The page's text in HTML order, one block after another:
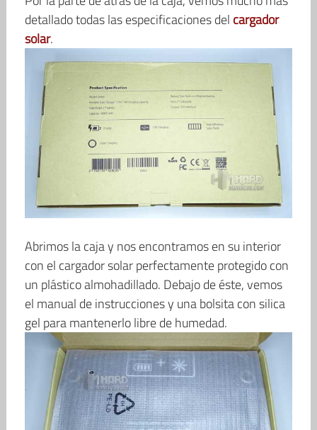
detallado todas las especificaciones del cargador
solar.
Abrimos la caja y nos encontramos en su interior
con el cargador solar perfectamente protegido con
un plástico almohadillado. Debajo de éste, vemos
el manual de instrucciones y una bolsita con silica
gel para mantenerlo libre de humedad.